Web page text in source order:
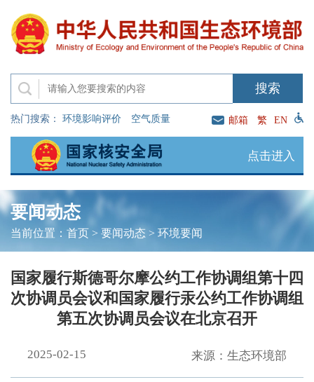
热门搜索： 环境影响评价 空气质量 邮箱 繁 EN
点击进入
要闻动态
当前位置： 首页> 要闻动态 > 环境要闻
国家履行斯德哥尔摩公约工作协调组第十四
次协调员会议和国家履行汞公约工作协调组
第五次协调员会议在北京召开
2025-02-15 来源：生态环境部